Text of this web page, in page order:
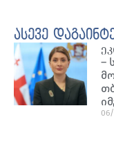
ასევე
–